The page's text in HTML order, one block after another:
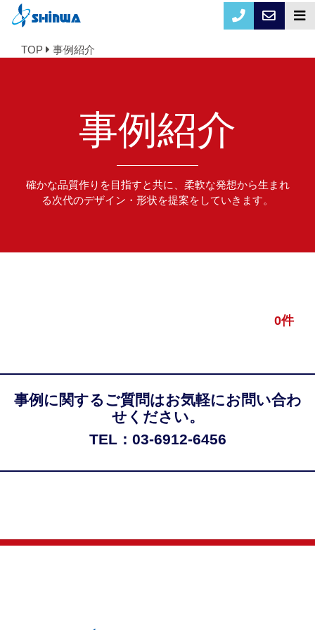
TOP 事例紹介
事例紹介
確かな品質作りを目指すと共に、柔軟な発想から生まれ
る次代のデザイン・形状を提案をしていきます。
0件
事例に関するご質問はお気軽にお問い合わ
せください。
TEL：03-6912-6456